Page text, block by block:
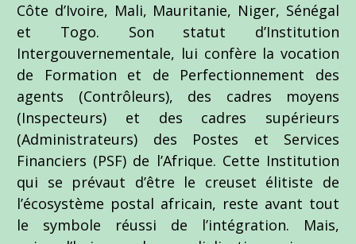
Côte d’Ivoire, Mali, Mauritanie, Niger, Sénégal
et Togo. Son statut d’Institution
Intergouvernementale, lui confère la vocation
de Formation et de Perfectionnement des
agents (Contrôleurs), des cadres moyens
(Inspecteurs) et des cadres supérieurs
(Administrateurs) des Postes et Services
Financiers (PSF) de l’Afrique. Cette Institution
qui se prévaut d’être le creuset élitiste de
l’écosystème postal africain, reste avant tout
le symbole réussi de l’intégration. Mais,